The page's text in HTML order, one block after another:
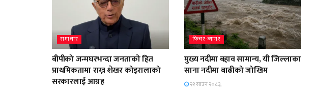
समाचार
बीपीको जन्मघरभन्दा जनताको हित
प्राथमिकतामा राख्न शेखर कोइरालाको
सरकारलाई आग्रह
फिचर-ब्यानर
मुख्य नदीमा बहाव सामान्य, यी जिल्लाका
साना नदीमा बाढीको जोखिम
२२ साउन २०८३,